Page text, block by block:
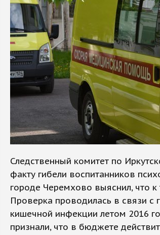
Следственный комитет по
факту гибели воспитанников
городе Черемхово выяснил, что к
Проверка проводилась в связи с
кишечной инфекции летом 2016
признали, что в бюджете